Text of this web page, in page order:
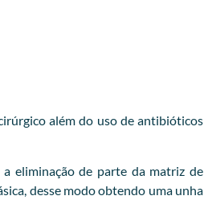
além do uso de antibióticos
eliminação de parte da matriz de
desse modo obtendo uma unha